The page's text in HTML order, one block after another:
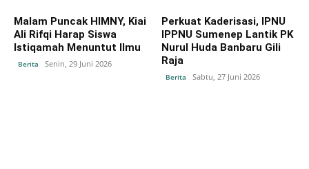
Malam Puncak HIMNY, Kiai
Ali Rifqi Harap Siswa
Istiqamah Menuntut Ilmu
Berita Senin, 29 Juni 2026
Perkuat Kaderisasi, IPNU
IPPNU Sumenep Lantik PK
Nurul Huda Banbaru Gili
Raja
Berita Sabtu, 27 Juni 2026